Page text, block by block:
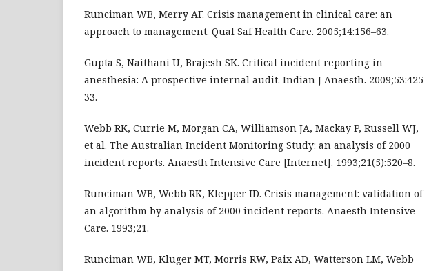
Runciman WB, Merry AF. Crisis management in clinical care: an
approach to management. Qual Saf Health Care. 2005;14:156–63.
Gupta S, Naithani U, Brajesh SK. Critical incident reporting in
anesthesia: A prospective internal audit. Indian J Anaesth. 2009;53:425–
33.
Webb RK, Currie M, Morgan CA, Williamson JA, Mackay P, Russell WJ,
et al. The Australian Incident Monitoring Study: an analysis of 2000
incident reports. Anaesth Intensive Care [Internet]. 1993;21(5):520–8.
Runciman WB, Webb RK, Klepper ID. Crisis management: validation of
an algorithm by analysis of 2000 incident reports. Anaesth Intensive
Care. 1993;21.
Runciman WB, Kluger MT, Morris RW, Paix AD, Watterson LM, Webb